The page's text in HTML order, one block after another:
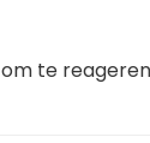
om te reageren